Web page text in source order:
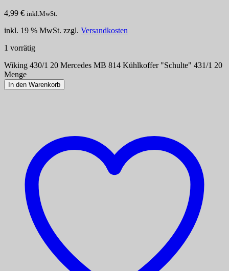
4,99 € inkl.MwSt.
inkl. 19 % MwSt. zzgl. Versandkosten
1 vorrätig
Wiking 430/1 20 Mercedes MB 814 Kühlkoffer "Schulte" 431/1 20
Menge
In den Warenkorb